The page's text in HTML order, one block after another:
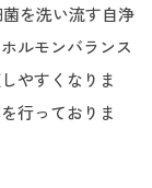
を洗い流す自浄
ルモンバランス
やすくなりま
行っておりま